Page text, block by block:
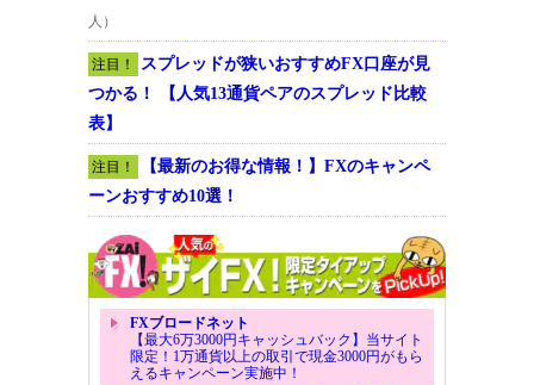
人）
注目！
スプレッドが狭いおすすめFX口座が見
つかる！ 【人気13通貨ペアのスプレッド比較
表】
注目！
【最新のお得な情報！】FXのキャンペ
ーンおすすめ10選！
FXブロードネット
【最大6万3000円キャッシュバック】当サイト
限定！1万通貨以上の取引で現金3000円がもら
えるキャンペーン実施中！